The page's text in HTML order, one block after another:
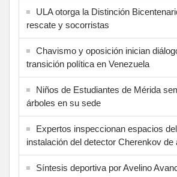
ULA otorga la Distinción
rescate y socorristas
Chavismo y oposición inician
transición política en Venezuela
Niños de Estudiantes de Mérida
árboles en su sede
Expertos inspeccionan espacios
instalación del detector Cherenkov de
Síntesis deportiva por Avelino